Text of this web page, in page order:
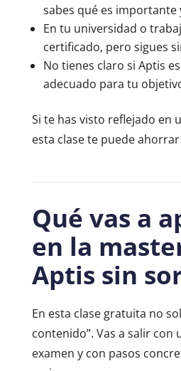
sabes qué es importante
En tu universidad o
certificado, pero sigues
No tienes claro si Aptis
adecuado para tu
Si te has visto reflejado en
esta clase te puede
Qué vas a
en la
Aptis sin
En esta clase gratuita no
contenido”. Vas a salir con
examen y con pasos